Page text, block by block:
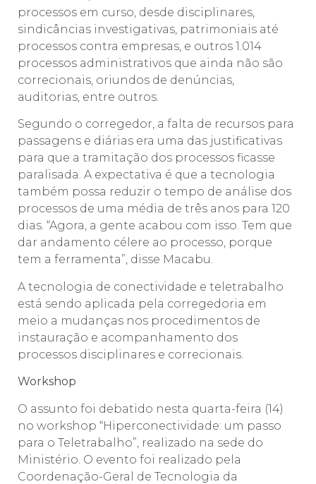
processos em curso, desde disciplinares,
sindicâncias investigativas, patrimoniais até
processos contra empresas, e outros 1.014
processos administrativos que ainda não são
correcionais, oriundos de denúncias,
auditorias, entre outros.
Segundo o corregedor, a falta de recursos para
passagens e diárias era uma das justificativas
para que a tramitação dos processos ficasse
paralisada. A expectativa é que a tecnologia
também possa reduzir o tempo de análise dos
processos de uma média de três anos para 120
dias. “Agora, a gente acabou com isso. Tem que
dar andamento célere ao processo, porque
tem a ferramenta”, disse Macabu.
A tecnologia de conectividade e teletrabalho
está sendo aplicada pela corregedoria em
meio a mudanças nos procedimentos de
instauração e acompanhamento dos
processos disciplinares e correcionais.
Workshop
O assunto foi debatido nesta quarta-feira (14)
no workshop “Hiperconectividade: um passo
para o Teletrabalho”, realizado na sede do
Ministério. O evento foi realizado pela
Coordenação-Geral de Tecnologia da